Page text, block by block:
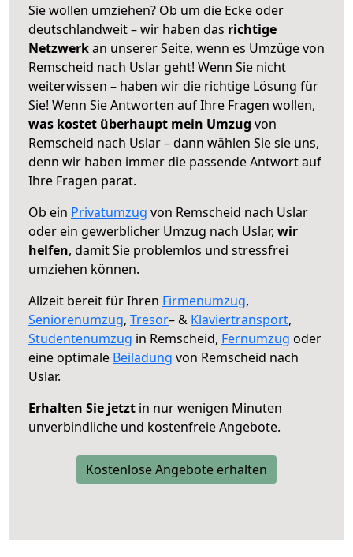
Sie wollen umziehen? Ob um die Ecke oder
deutschlandweit – wir haben das richtige
Netzwerkan unserer Seite, wenn es Umzüge von
Remscheid nach Uslar geht! Wenn Sie nicht
weiterwissen – haben wir die richtige Lösung für
Sie! Wenn Sie Antworten auf Ihre Fragen wollen,
was kostet überhaupt mein Umzug von
Remscheid nach Uslar – dann wählen Sie sie uns,
denn wir haben immer die passende Antwort auf
Ihre Fragen parat.
Ob ein Privatumzug von Remscheid nach Uslar
oder ein gewerblicher Umzug nach Uslar, wir
helfen, damit Sie problemlos und stressfrei
umziehen können.
Allzeit bereit für Ihren Firmenumzug,
Seniorenumzug, Tresor– & Klaviertransport,
Studentenumzug in Remscheid, Fernumzug oder
eine optimale Beiladung von Remscheid nach
Uslar.
Erhalten Sie jetzt in nur wenigen Minuten
unverbindliche und kostenfreie Angebote.
Kostenlose Angebote erhalten